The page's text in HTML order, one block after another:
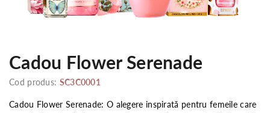
Cadou Flower Serenade
Cod produs: SC3C0001
Cadou Flower Serenade: O alegere inspirată pentru femeile care